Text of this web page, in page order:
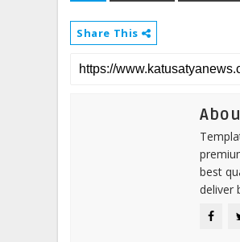
Share This
best
deliver